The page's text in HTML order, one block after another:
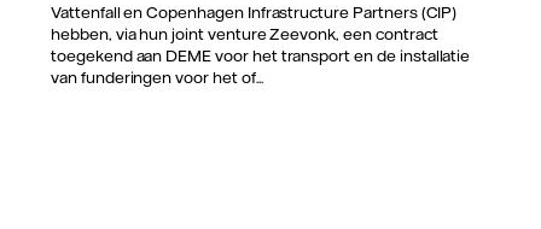
Vattenfall en Copenhagen Infrastructure Partners (CIP)
hebben, via hun joint venture Zeevonk, een contract
toegekend aan DEME voor het transport en de installatie
van funderingen voor het of...